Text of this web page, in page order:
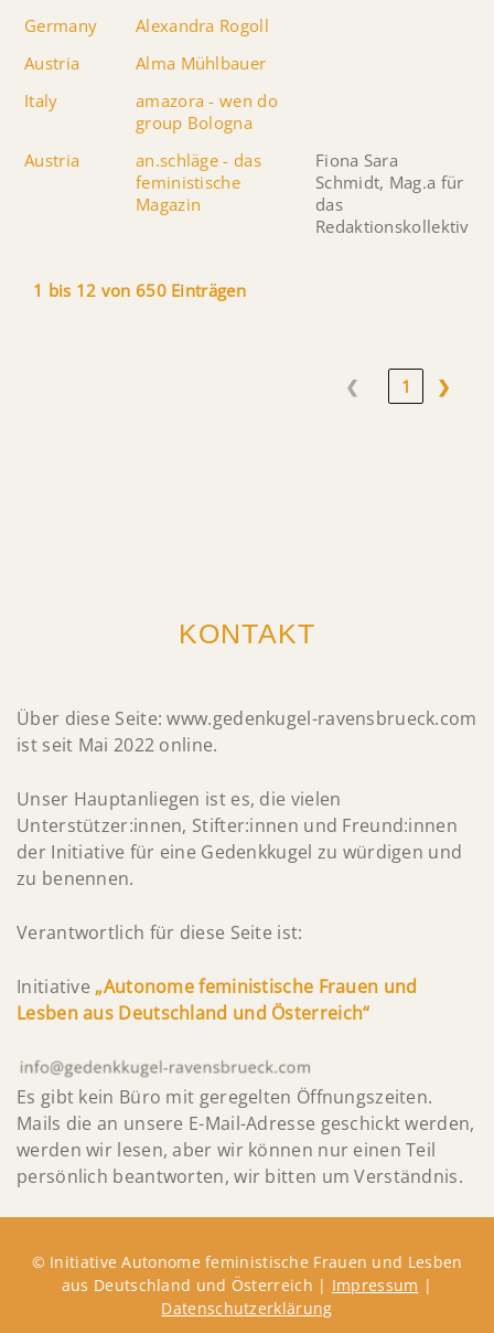
Germany
Alexandra Rogoll
Austria
Alma Mühlbauer
Italy
amazora - wen do
group Bologna
Austria
an.schläge - das
feministische
Magazin
Fiona Sara
Schmidt, Mag.a für
das
Redaktionskollektiv
1 bis 12 von 650 Einträgen
❮ 1 ❯
KONTAKT
Über diese Seite: www.gedenkugel-ravensbrueck.com
ist seit Mai 2022 online.
Unser Hauptanliegen ist es, die vielen
Unterstützer:innen, Stifter:innen und Freund:innen
der Initiative für eine Gedenkkugel zu würdigen und
zu benennen.
Verantwortlich für diese Seite ist:
Initiative „Autonome feministische Frauen und
Lesben aus Deutschland und Österreich“
Es gibt kein Büro mit geregelten Öffnungszeiten.
Mails die an unsere E-Mail-Adresse geschickt werden,
werden wir lesen, aber wir können nur einen Teil
persönlich beantworten, wir bitten um Verständnis.
© Initiative Autonome feministische Frauen und Lesben
aus Deutschland und Österreich | Impressum |
Datenschutzerklärung